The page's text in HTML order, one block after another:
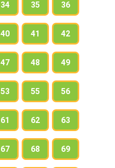
34 35 36
40 41 42
47 48 49
53 55 56
61 62 63
67 68 69